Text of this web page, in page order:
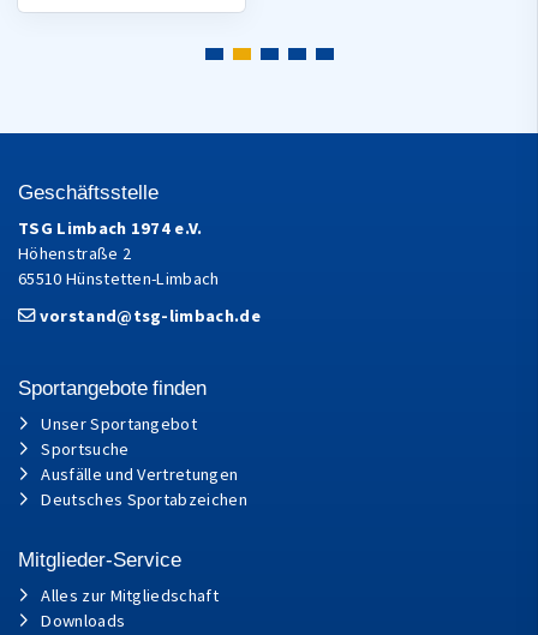
Geschäftsstelle
TSG Limbach 1974 e.V.
Höhenstraße 2
65510 Hünstetten-Limbach
vorstand@tsg-limbach.de
Sportangebote finden
Unser Sportangebot
Sportsuche
Ausfälle und Vertretungen
Deutsches Sportabzeichen
Mitglieder-Service
Alles zur Mitgliedschaft
Downloads